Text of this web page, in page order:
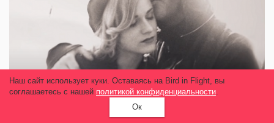
Наш сайт использует куки. Оставаясь на Bird in Flight, вы
соглашаетесь с нашей политикой конфиденциальности.
Ок